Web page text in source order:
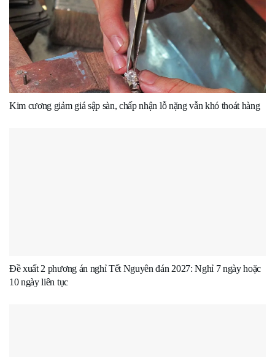
Kim cương giảm giá sập sàn, chấp nhận lỗ nặng vẫn khó thoát hàng
Đề xuất 2 phương án nghỉ Tết Nguyên đán 2027: Nghỉ 7 ngày hoặc
10 ngày liên tục